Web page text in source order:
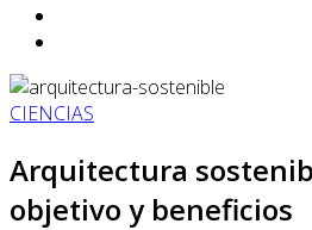
CIENCIAS
Arquitectura
objetivo y beneficios